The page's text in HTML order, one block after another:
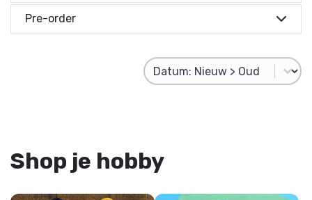
Prijs indicatie
Reset
Pre-order
Product Sorting
Sort content
Shop je hobby